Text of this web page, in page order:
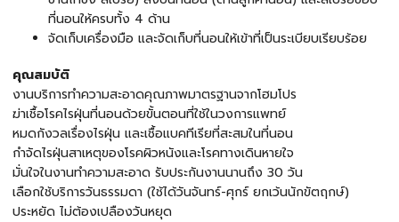
ที่นอนให้ครบทั้ง 4 ด้าน
จัดเก็บเครื่องมือ และจัดเก็บที่นอนให้เข้าที่เป็นระเบียบเรียบร้อย
คุณสมบัติ
งานบริการทำความสะอาดคุณภาพมาตรฐานจากโฮมโปร
ฆ่าเชื้อโรคไรฝุ่นที่นอนด้วยขั้นตอนที่ใช้ในวงการแพทย์
หมดกังวลเรื่องไรฝุ่น และเชื้อแบคทีเรียที่สะสมในที่นอน
กำจัดไรฝุ่นสาเหตุของโรคผิวหนังและโรคทางเดินหายใจ
มั่นใจในงานทำความสะอาด รับประกันงานนานถึง 30 วัน
เลือกใช้บริการวันธรรมดา (ใช้ได้วันจันทร์-ศุกร์ ยกเว้นนักขัตฤกษ์)
ประหยัด ไม่ต้องเปลืองวันหยุด